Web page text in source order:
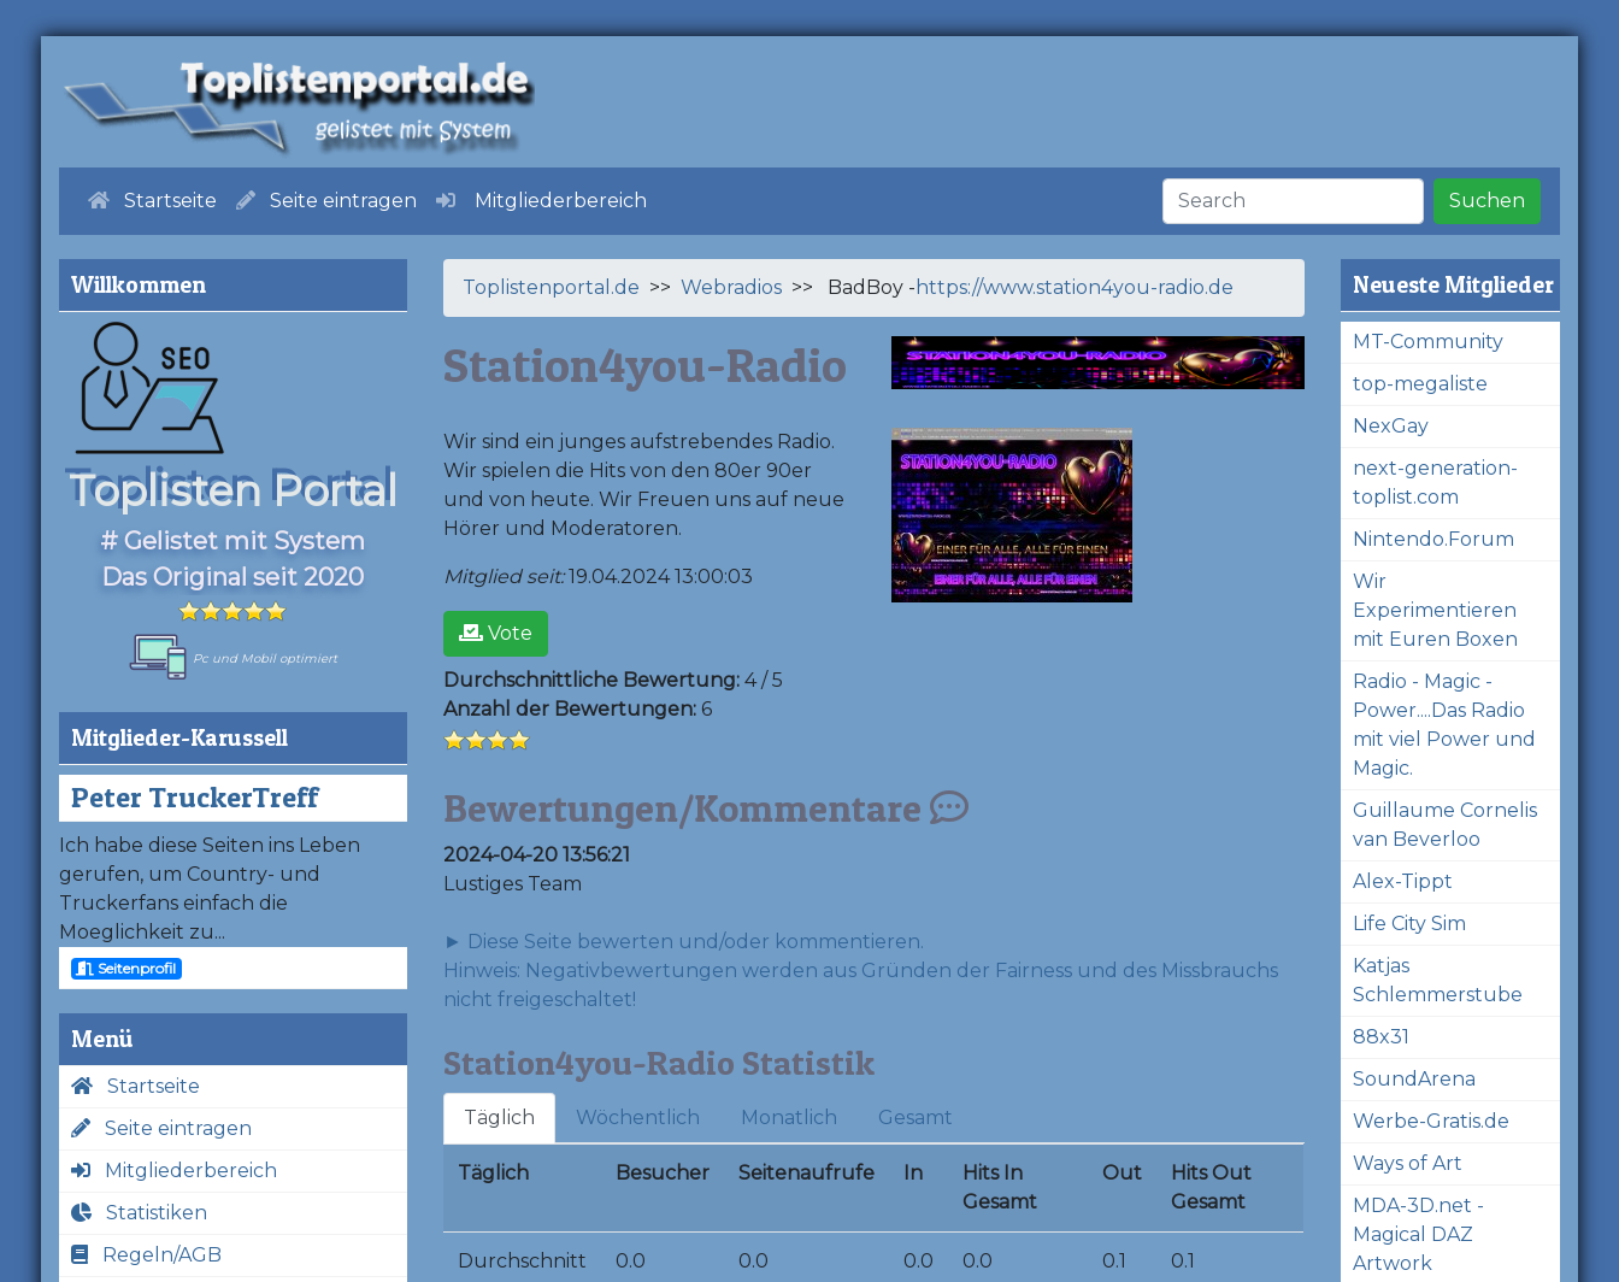
Startseite Seite eintragen Mitgliederbereich Suchen
Willkommen
Toplisten Portal
# Gelistet mit System
Das Original seit 2020
Pc und Mobil optimiert
Mitglieder-Karussell
Peter TruckerTreff
Ich habe diese Seiten ins Leben
gerufen, um Country- und
Truckerfans einfach die
Moeglichkeit zu...
Seitenprofil
Menü
Startseite
Seite eintragen
Mitgliederbereich
Statistiken
Regeln/AGB
Toplistenportal.de >> Webradios>> BadBoy - https://www.station4you-radio.de
Station4you-Radio
Wir sind ein junges aufstrebendes Radio.
Wir spielen die Hits von den 80er 90er
und von heute. Wir Freuen uns auf neue
Hörer und Moderatoren.
Mitglied seit:19.04.2024 13:00:03
Vote
Durchschnittliche Bewertung:4 / 5
Anzahl der Bewertungen:6
Bewertungen/Kommentare
2024-04-20 13:56:21
Lustiges Team
► Diese Seite bewerten und/oder kommentieren.
Hinweis: Negativbewertungen werden aus Gründen der Fairness und des Missbrauchs
nicht freigeschaltet!
Station4you-Radio Statistik
Täglich Wöchentlich Monatlich Gesamt
Täglich Besucher Seitenaufrufe In
Hits In
Gesamt
Out
Hits Out
Gesamt
Durchschnitt 0.0 0.0 0.0 0.0 0.1 0.1
Neueste Mitglieder
MT-Community
top-megaliste
NexGay
next-generation-
toplist.com
Nintendo.Forum
Wir
Experimentieren
mit Euren Boxen
Radio - Magic -
Power....Das Radio
mit viel Power und
Magic.
Guillaume Cornelis
van Beverloo
Alex-Tippt
Life City Sim
Katjas
Schlemmerstube
88x31
SoundArena
Werbe-Gratis.de
Ways of Art
MDA-3D.net -
Magical DAZ
Artwork